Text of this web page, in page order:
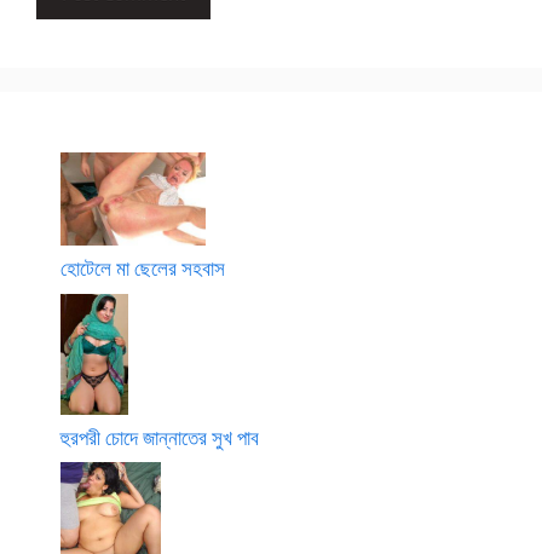
হোটেলে মা ছেলের সহবাস
হুরপরী চোদে জান্নাতের সুখ পাব